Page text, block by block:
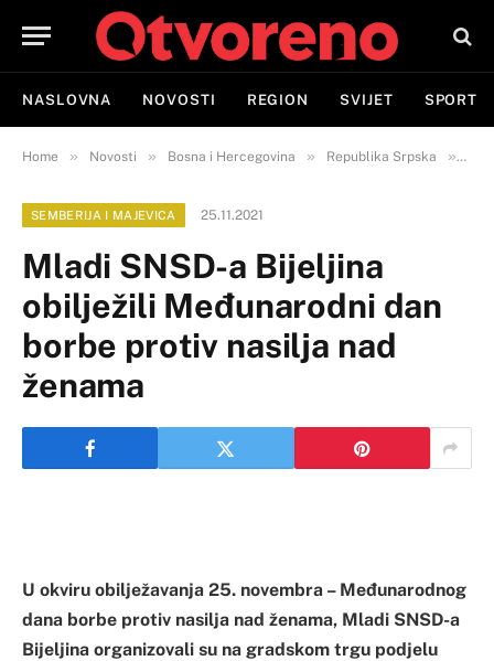
NASLOVNA NOVOSTI REGION SVIJET SPORT
Home » Novosti » Bosna i Hercegovina » Republika Srpska »
SEMBERIJA I MAJEVICA 25.11.2021
Mladi SNSD-a Bijeljina
obilježili Međunarodni dan
borbe protiv nasilja nad
ženama
U okviru obilježavanja 25. novembra – Međunarodnog
dana borbe protiv nasilja nad ženama, Mladi SNSD-a
Bijeljina organizovali su na gradskom trgu podjelu